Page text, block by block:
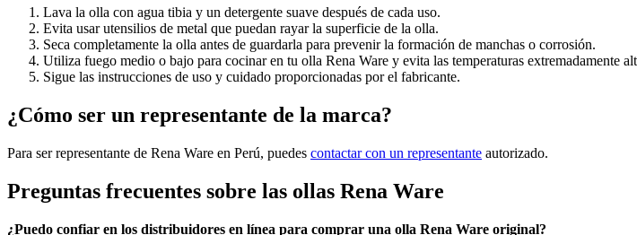
Lava la olla con agua tibia y un detergente suave después de cada uso.
Evita usar utensilios de metal que puedan rayar la superficie de la olla.
Seca completamente la olla antes de guardarla para prevenir la formación de manchas o corrosión.
Utiliza fuego medio o bajo para cocinar en tu olla Rena Ware y evita las temperaturas extremadamente
Sigue las instrucciones de uso y cuidado proporcionadas por el fabricante.
¿Cómo ser un representante de la marca?
Para ser representante de Rena Ware en Perú, puedes contactar con un representante autorizado.
Preguntas frecuentes sobre las ollas Rena Ware
¿Puedo confiar en los distribuidores en línea para comprar una olla Rena Ware original?